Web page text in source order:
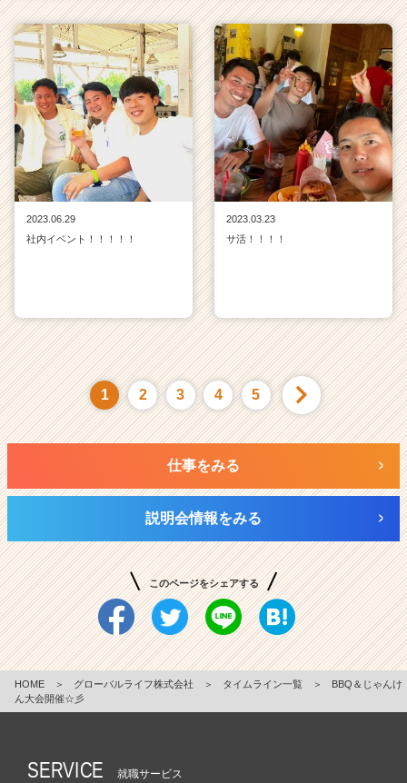
2023.06.29
社内イベント！！！！！
2023.03.23
サ活！！！！
1 2 3 4 5
仕事をみる
説明会情報をみる
このページをシェアする
HOME ＞ グローバルライフ株式会社 ＞ タイムライン一覧 ＞
BBQ＆じゃんけ
ん大会開催☆彡
SERVICE 就職サービス